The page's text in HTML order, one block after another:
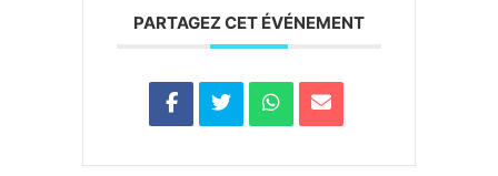
PARTAGEZ CET ÉVÉNEMENT